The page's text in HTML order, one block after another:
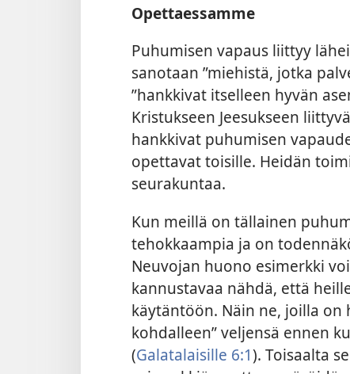
Opettaessamme
Puhumisen vapaus liittyy
sanotaan ”miehistä, jotka
”hankkivat itselleen hyvän
Kristukseen Jeesukseen
hankkivat puhumisen
opettavat toisille. Heidän
seurakuntaa.
Kun meillä on tällainen
tehokkaampia ja on
Neuvojan huono esimerkki
kannustavaa nähdä, että
käytäntöön. Näin ne, joilla on
kohdalleen” veljensä ennen
(Galatalaisille 6:1). Toisaalta